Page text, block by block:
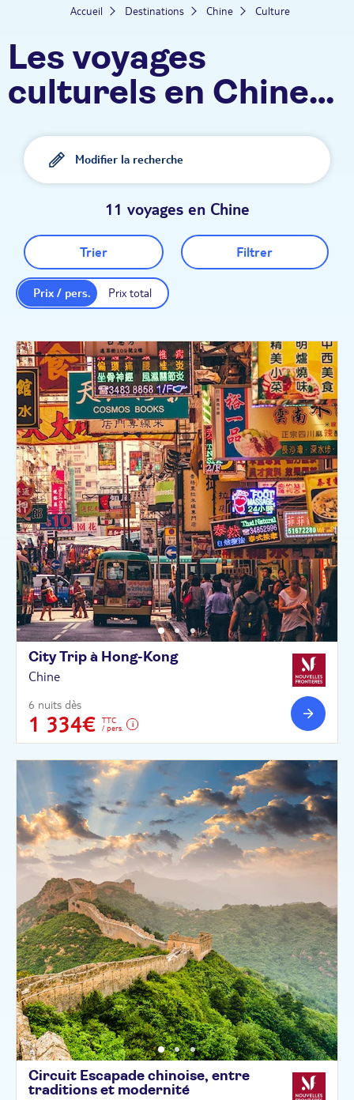
Accueil Destinations Chine Culture
Les voyages
culturels en Chine
TUI
Modifier la recherche
11 voyages en Chine
Trier Filtrer
Prix total
Prix / pers.
City Trip à Hong-Kong
Chine
6 nuits dès
1 334€
TTC
/ pers.
Circuit Escapade chinoise, entre
traditions et modernité